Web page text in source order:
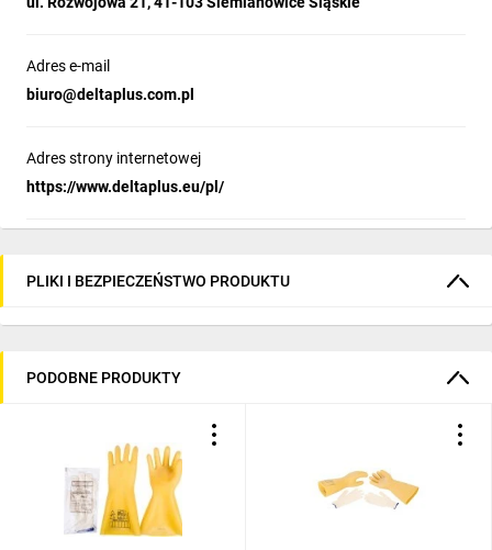
Adres e-mail
biuro@deltaplus.com.pl
Adres strony internetowej
https://www.deltaplus.eu/pl/
PLIKI I BEZPIECZEŃSTWO PRODUKTU
PODOBNE PRODUKTY